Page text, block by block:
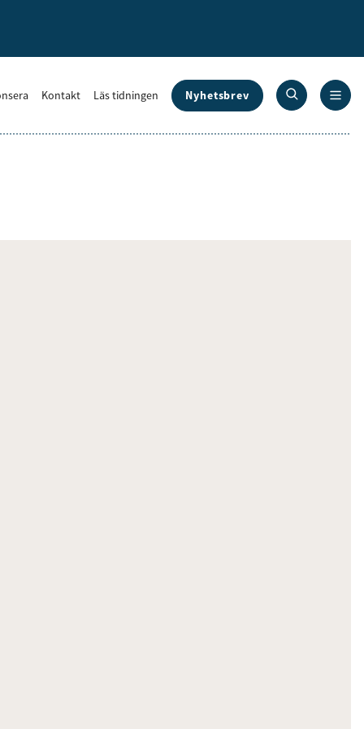
Kontakt Läs tidningen Nyhetsbrev